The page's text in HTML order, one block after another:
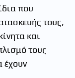
που
τους,
και
τους
έχουν